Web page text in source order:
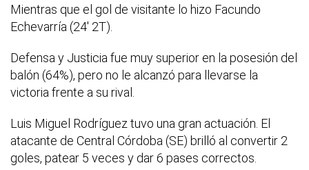
Mientras que el gol de visitante lo hizo Facundo
Echevarría (24' 2T).
Defensa y Justicia fue muy superior en la posesión del
balón (64%), pero no le alcanzó para llevarse la
victoria frente a su rival.
Luis Miguel Rodríguez tuvo una gran actuación. El
atacante de Central Córdoba (SE) brilló al convertir 2
goles, patear 5 veces y dar 6 pases correctos.